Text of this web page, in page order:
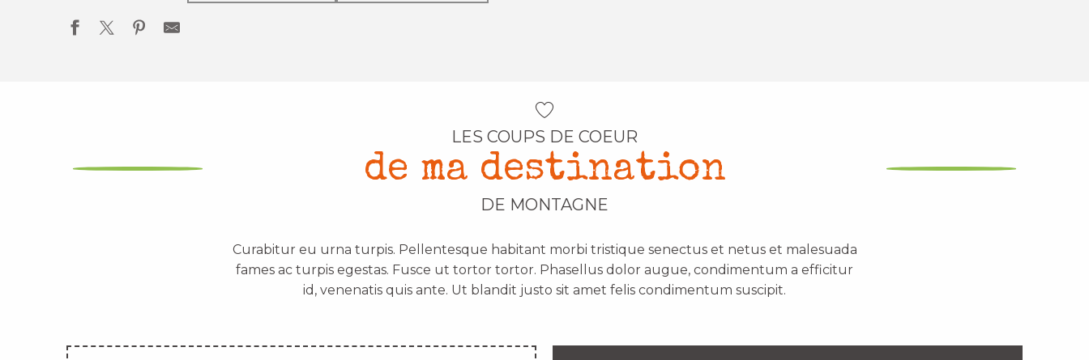
LES COUPS DE COEUR
de ma destination
DE MONTAGNE
Curabitur eu urna turpis. Pellentesque habitant morbi tristique senectus et netus et malesuada
fames ac turpis egestas. Fusce ut tortor tortor. Phasellus dolor augue, condimentum a efficitur
id, venenatis quis ante. Ut blandit justo sit amet felis condimentum suscipit.